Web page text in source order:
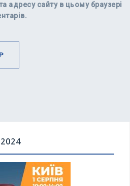
адресу сайту в цьому браузері